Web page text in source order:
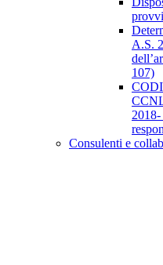
A.S.
107)
Consulenti e